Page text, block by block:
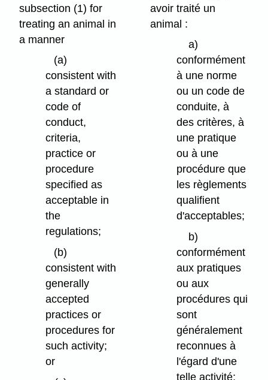
subsection (1) for
treating an animal in
a manner
(a)
consistent with
a standard or
code of
conduct,
criteria,
practice or
procedure
specified as
acceptable in
the
regulations;
(b)
consistent with
generally
accepted
practices or
procedures for
such activity;
or
avoir traité un
animal :
a)
conformément
à une norme
ou un code de
conduite, à
des critères, à
une pratique
ou à une
procédure que
les règlements
qualifient
d'acceptables;
b)
conformément
aux pratiques
ou aux
procédures qui
sont
généralement
reconnues à
l'égard d'une
telle activité;